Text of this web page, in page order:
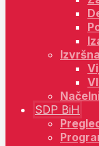
SDP BiH